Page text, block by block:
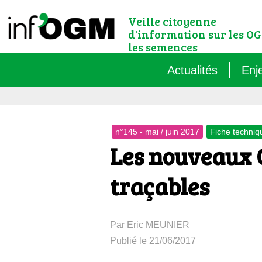
Veille citoyenne
d'information sur les
les semences
Actualités
Le
n°145 - mai / juin 2017 Fiche
Les
traçables
Par Eric MEUNIER
Publié le 21/06/2017